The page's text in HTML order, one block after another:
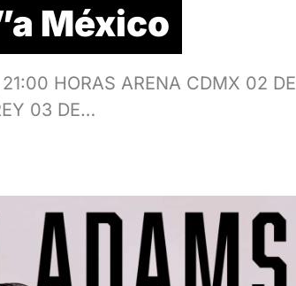
México
HORAS ARENA CDMX 02 DE
03 DE…